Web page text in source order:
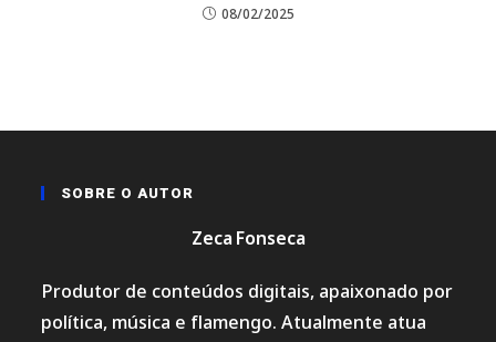
08/02/2025
SOBRE O AUTOR
Zeca Fonseca
Produtor de conteúdos digitais, apaixonado por
política, música e flamengo. Atualmente atua